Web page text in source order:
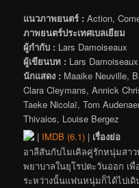
แนวภาพยนตร์ : Action,
ภาพยนตร์ประเทศเบลเยียม
ผู้กำกับ : Lars Damoiseaux
ผู้เขียนบท : Lars
นักแสดง : Maaike Neuville,
Clara Cleymans, Annick
Taeke Nicolaï, Tom
Thivaios, Louise Bergez
| IMDB (6.1) | เรื่องย่อ
อาลีสันกับไมเคิลคู่รักหนุ่มสาว
พยาบาลในยุโรปตะวันออก เ
ระหว่างนั้นแฟนหนุ่มก็ได้ไปเดิ